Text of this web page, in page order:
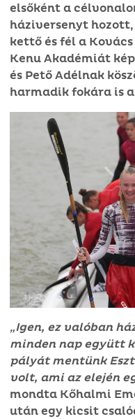
elsőként a
háziversenyt hozott,
kettő és fél a
Kenu Akadémiát
és Pető Adélnak
harmadik fokára is
„Igen, ez valóban
minden nap együtt
pályát mentünk
volt, ami az elején
mondta Kőhalmi
után egy kicsit